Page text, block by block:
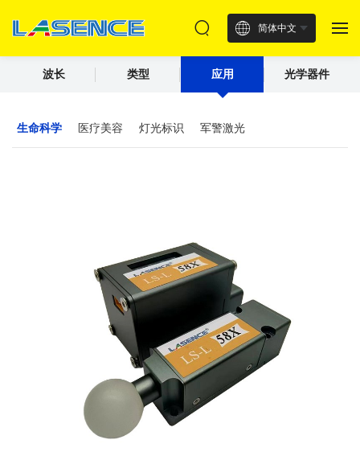
简体中文
波长 类型 应用 光学器件
生命科学 医疗美容 灯光标识 军警激光